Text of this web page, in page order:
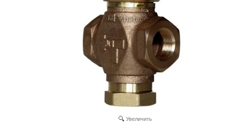
Увеличить